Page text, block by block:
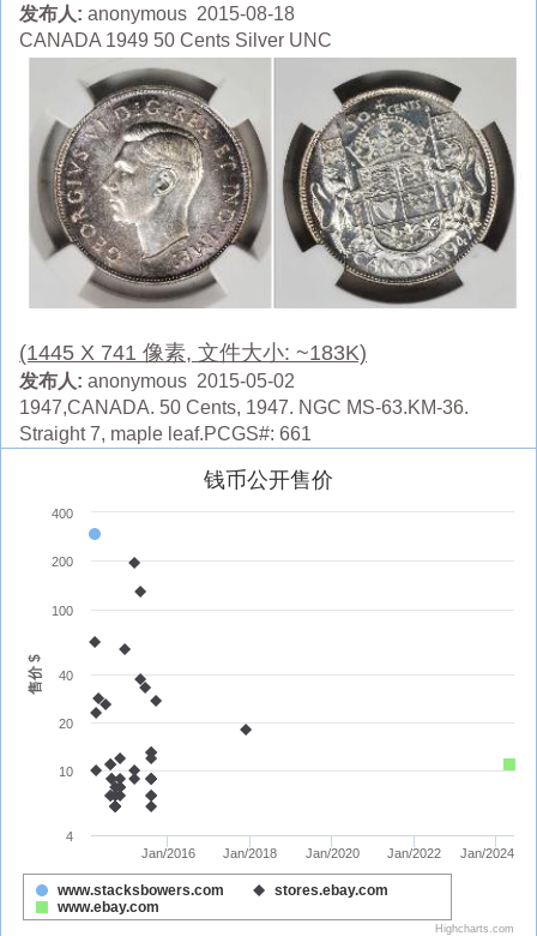
发布人: anonymous 2015-08-18
CANADA 1949 50 Cents Silver UNC
(1445 X 741 像素, 文件大小: ~183K)
发布人: anonymous 2015-05-02
1947,CANADA. 50 Cents, 1947. NGC MS-63.KM-36.
Straight 7, maple leaf.PCGS#: 661